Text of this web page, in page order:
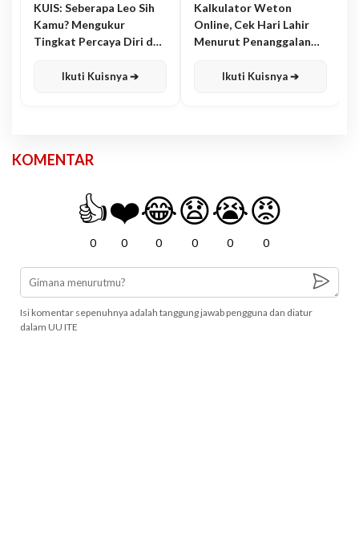
KUIS: Seberapa Leo Sih
Kamu? Mengukur
Tingkat Percaya Diri dan
Ikuti Kuisnya ➔
Kalkulator Weton
Online, Cek Hari Lahir
Menurut Penanggalan
Ikuti Kuisnya ➔
KOMENTAR
👍
0
❤️
0
😂
0
😧
0
😭
0
😡
0
Isi komentar sepenuhnya adalah tanggung jawab pengguna dan diatur
dalam UU ITE